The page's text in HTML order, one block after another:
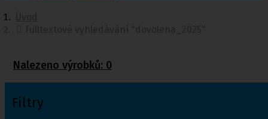
Nalezeno výrobků: 0
Filtry